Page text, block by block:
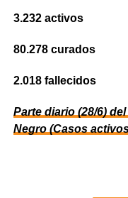
3.232 activos
80.278 curados
2.018 fallecidos
Parte diario (28/6)
Negro (Casos